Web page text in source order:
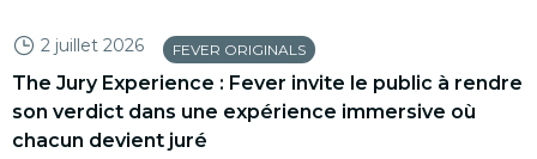
2 juillet 2026 FEVER ORIGINALS
The Jury Experience : Fever invite le public à rendre
son verdict dans une expérience immersive où
chacun devient juré